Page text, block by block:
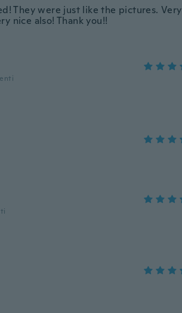
They were just like the pictures. Very
nice also! Thank you!!